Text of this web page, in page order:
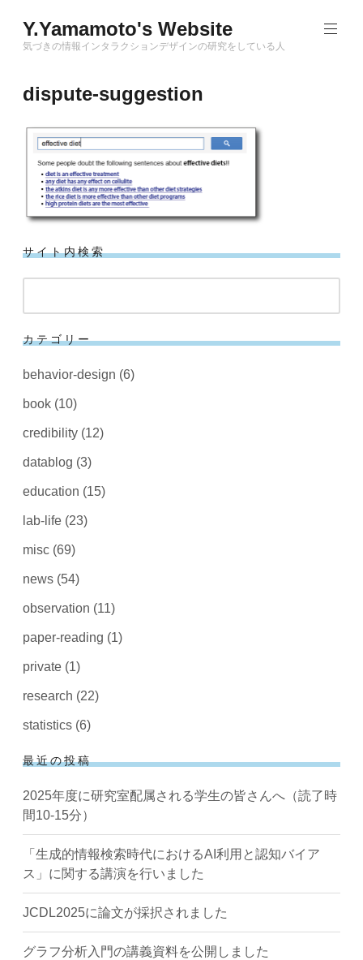
to
content
Y.Yamamoto's Website
気づきの情報インタラクションデザインの研究をしている人
dispute-suggestion
サイト内検索
カテゴリー
behavior-design (6)
book (10)
credibility (12)
datablog (3)
education (15)
lab-life (23)
misc (69)
news (54)
observation (11)
paper-reading (1)
private (1)
research (22)
statistics (6)
最近の投稿
2025年度に研究室配属される学生の皆さんへ（読了時
間10-15分）
「生成的情報検索時代におけるAI利用と認知バイア
ス」に関する講演を行いました
JCDL2025に論文が採択されました
グラフ分析入門の講義資料を公開しました